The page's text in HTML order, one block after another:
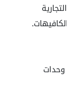
وحدات